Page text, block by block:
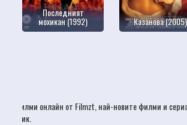
Последният
мохикан (1992) Казанова (2005)
Филми онлайн от Filmzt, най-новитефилми и
език.